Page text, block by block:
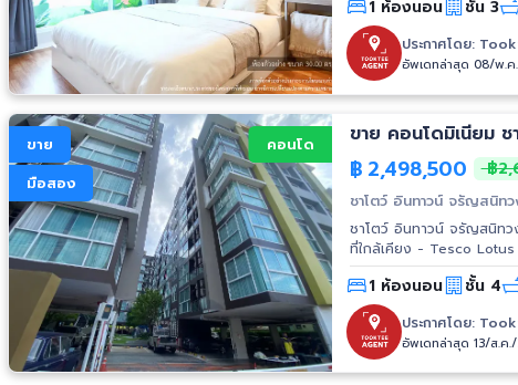
ปิ่นเกล้า - เทสโก้ โลตัส ปิ่นเกล้า - พาต้า ปิ่
ชนนี - ถ.สิรินธร - ทางด่วนศรีรัช-วงแหวนร
อ่อน (บางซื่อ-ตลิ่งชัน) สถ
สิรินธร-
1 ห้องนอน ชั้น 3
ประกาศโดย:
อัพเดทล่าสุด 08/พ.
ขาย
มือสอง
คอนโด ขาย คอนโดมิเนียม
฿ 2,498,500 ฿
ชาโตว์ อินทาวน์ จรัญสนิท
ชาโตว์ อินทาวน์ จรัญสนิทว
ที่ใกล้เคียง - Tesco
พระจอมเกล้าพระนครเหนือ
1 ห้องนอน ชั้น 4
ประกาศโดย:
อัพเดทล่าสุด 13/ส.ค